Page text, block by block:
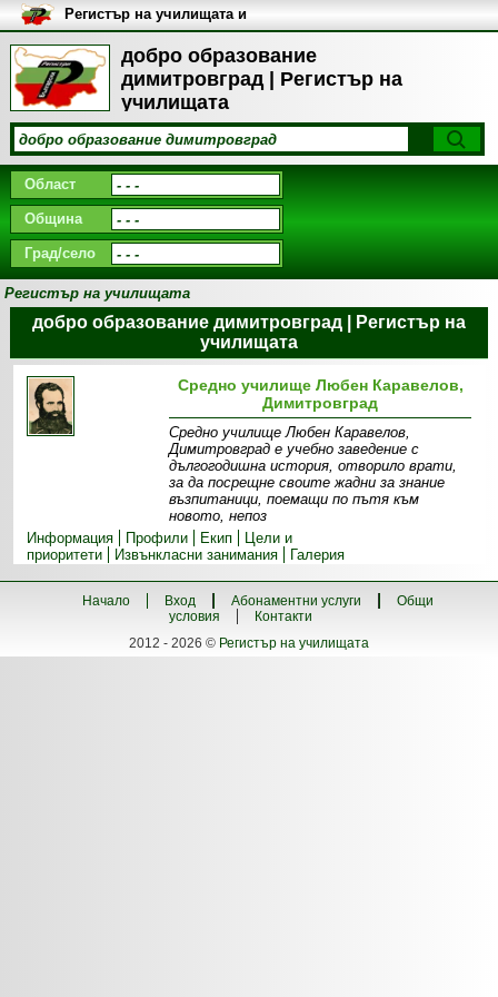
добро образование
димитровград | Регистър на
училищата
Регистър на училищата и
университетите в България
Област
Община
Град/село
Регистър на училищата
добро образование димитровград | Регистър на
училищата
Средно училище Любен Каравелов,
Димитровград
Средно училище Любен Каравелов,
Димитровград е учебно заведение с
дългогодишна история, отворило врати,
за да посрещне своите жадни за знание
възпитаници, поемащи по пътя към
новото, непоз
Информация
Профили Екип
Цели и
приоритети
Извънкласни занимания Галерия
Начало Вход Абонаментни услуги
Общи
условия
Контакти
2012 - 2026 © Регистър на училищата